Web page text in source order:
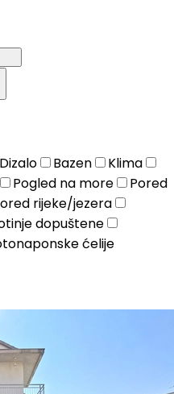
Dizalo Bazen
Klima
Pogled na more
Pored
rijeke/jezera
dopuštene
ćelije